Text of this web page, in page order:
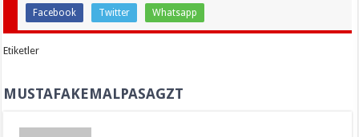
Facebook Twitter Whatsapp
Etiketler
MUSTAFAKEMALPASAGZT